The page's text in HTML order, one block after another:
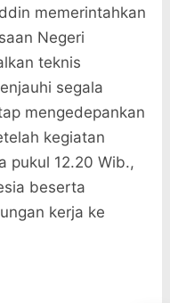
memerintahkan
Negeri
teknis
segala
mengedepankan
kegiatan
pukul 12.20 Wib.,
beserta
kerja ke